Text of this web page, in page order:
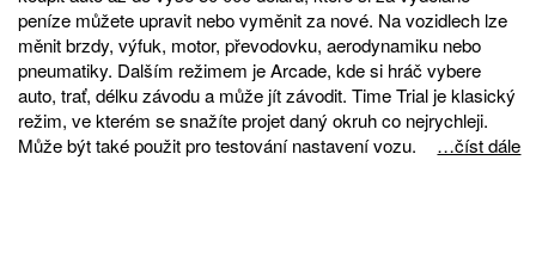
peníze můžete upravit nebo vyměnit za nové. Na vozidlech lze
měnit brzdy, výfuk, motor, převodovku, aerodynamiku nebo
pneumatiky. Dalším režimem je Arcade, kde si hráč vybere
auto, trať, délku závodu a může jít závodit. Time Trial je klasický
režim, ve kterém se snažíte projet daný okruh co nejrychleji.
Může být také použit pro testování nastavení vozu.
…číst dále